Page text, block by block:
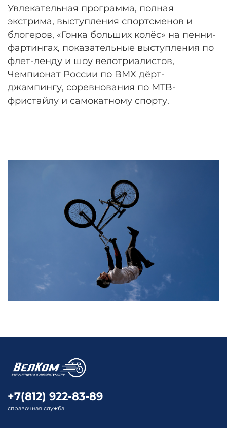
Увлекательная программа, полная
экстрима, выступления спортсменов и
блогеров, «Гонка больших колёс» на пенни-
фартингах, показательные выступления по
флет-ленду и шоу велотриалистов,
Чемпионат России по BMX дёрт-
джампингу, соревнования по MTB-
фристайлу и самокатному спорту.
+7(812) 922-83-89
справочная служба